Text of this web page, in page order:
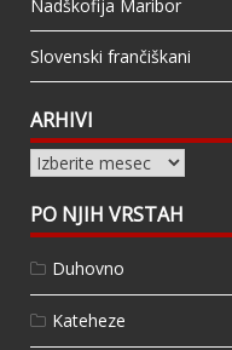
Nadškofija Maribor
Slovenski frančiškani
ARHIVI
Arhivi
PO NJIH VRSTAH
Duhovno
Kateheze